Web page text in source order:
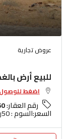
عروض تجارية
للبيع أرض
اضغط
رقم العقار:
السعر:السوم : 50ريال للمتر (يُحدث يوميا )